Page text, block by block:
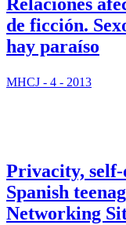
Relaciones
de ficción.
hay paraíso
MHCJ - 4 - 2013
Privacity, self-
Spanish
Networking